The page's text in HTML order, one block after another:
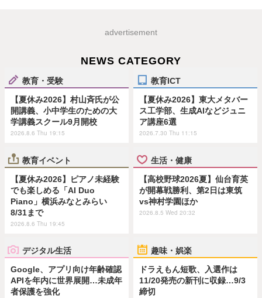
advertisement
NEWS CATEGORY
教育・受験
【夏休み2026】村山斉氏が公
開講義、小中学生のための大
学講義スクール9月開校
2026.8.6 Thu 19:15
教育ICT
【夏休み2026】東大メタバー
ス工学部、生成AIなどジュニ
ア講座6選
2026.7.30 Thu 11:15
教育イベント
【夏休み2026】ピアノ未経験
でも楽しめる「AI Duo
Piano」横浜みなとみらい
8/31まで
2026.8.6 Thu 19:45
生活・健康
【高校野球2026夏】仙台育英
が開幕戦勝利、第2日は東筑
vs神村学園ほか
2026.8.5 Wed 20:32
デジタル生活
Google、アプリ向け年齢確認
APIを年内に世界展開…未成年
者保護を強化
趣味・娯楽
ドラえもん短歌、入選作は
11/20発売の新刊に収録…9/3
締切